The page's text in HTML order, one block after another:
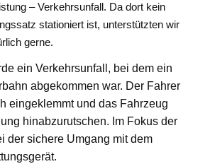
– Verkehrsunfall. Da dort kein
stationiert ist, unterstützten wir
gerne.
ein Verkehrsunfall, bei dem ein
abgekommen war. Der Fahrer
eingeklemmt und das Fahrzeug
hinabzurutschen. Im Fokus der
der sichere Umgang mit dem